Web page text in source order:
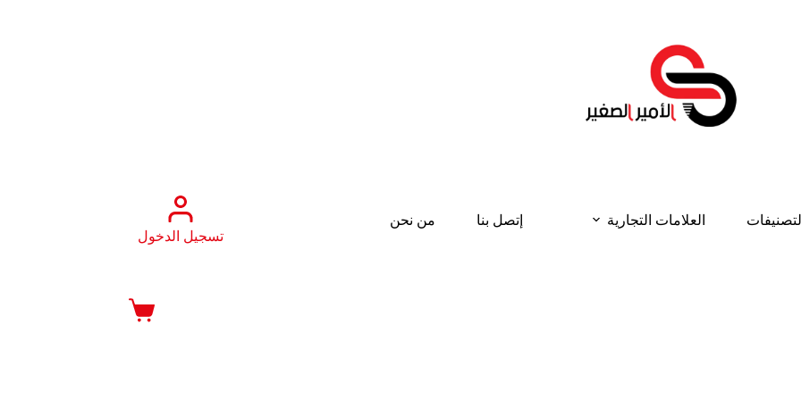
التصنيفات العلامات التجارية إتصل بنا
من نحن
تسجيل الدخول
عربة